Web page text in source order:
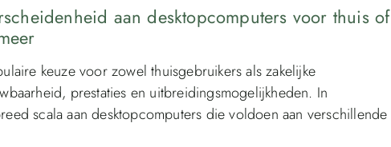
aan desktopcomputers voor thuis of
keuze voor zowel thuisgebruikers als zakelijke
prestaties en uitbreidingsmogelijkheden. In
scala aan desktopcomputers die voldoen aan verschillende